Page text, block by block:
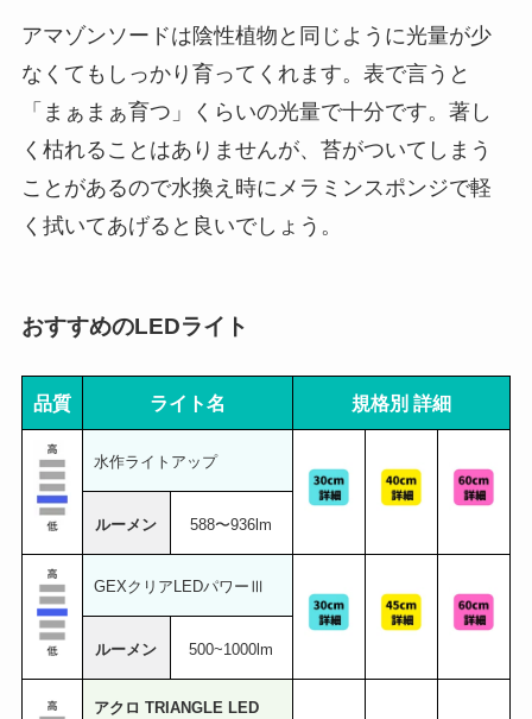
アマゾンソードは陰性植物と同じように光量が少
なくてもしっかり育ってくれます。表で言うと
「まぁまぁ育つ」くらいの光量で十分です。著し
く枯れることはありませんが、苔がついてしまう
ことがあるので水換え時にメラミンスポンジで軽
く拭いてあげると良いでしょう。
おすすめのLEDライト
品質 ライト名 規格別 詳細
水作ライトアップ
ルーメン 588〜936lm
GEXクリアLEDパワーⅢ
ルーメン 500~1000lm
アクロ TRIANGLE LED